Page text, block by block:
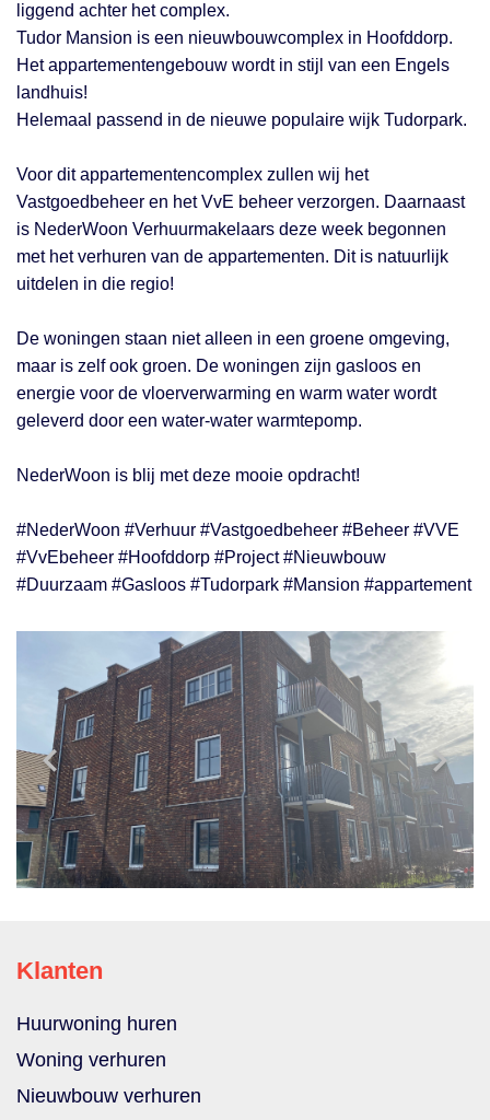
liggend achter het complex.
Tudor Mansion is een nieuwbouwcomplex in Hoofddorp.
Het appartementengebouw wordt in stijl van een Engels
landhuis!
Helemaal passend in de nieuwe populaire wijk Tudorpark.
Voor dit appartementencomplex zullen wij het
Vastgoedbeheer en het VvE beheer verzorgen. Daarnaast
is NederWoon Verhuurmakelaars deze week begonnen
met het verhuren van de appartementen. Dit is natuurlijk
uitdelen in die regio!
De woningen staan niet alleen in een groene omgeving,
maar is zelf ook groen. De woningen zijn gasloos en
energie voor de vloerverwarming en warm water wordt
geleverd door een water-water warmtepomp.
NederWoon is blij met deze mooie opdracht!
#NederWoon #Verhuur #Vastgoedbeheer #Beheer #VVE
#VvEbeheer #Hoofddorp #Project #Nieuwbouw
#Duurzaam #Gasloos #Tudorpark #Mansion #appartement
Klanten
Huurwoning huren
Woning verhuren
Nieuwbouw verhuren